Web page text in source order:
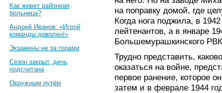
Как живет районная
больница?
Андрей Иванов: «Игрой
команды доволен!»
Экзамены не за горами
Сезон закрыт, дичь
подсчитана
Окружным путём
на поправку домой, где
Когда нога поджила, в
лейтенантов, а в январе
Большемурашкинского
Трудно представить,
оказаться на войне,
первое ранение, которое
затем и в феврале 1944